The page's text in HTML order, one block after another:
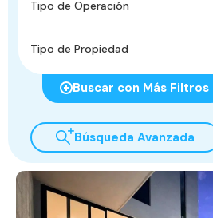
Tipo de Operación
Tipo de Propiedad
Buscar con Más Filtros
Búsqueda Avanzada